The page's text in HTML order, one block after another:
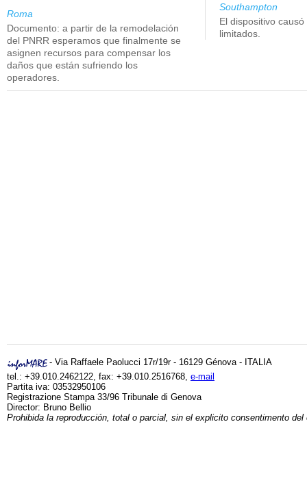
Roma
Documento: a partir de la remodelación
del PNRR esperamos que finalmente se
asignen recursos para compensar los
daños que están sufriendo los
operadores.
Southampton
El dispositivo
limitados.
- Via Raffaele Paolucci 17r/19r - 16129 Génova - ITALIA
tel.: +39.010.2462122, fax: +39.010.2516768, e-mail
Partita iva: 03532950106
Registrazione Stampa 33/96 Tribunale di Genova
Director: Bruno Bellio
Prohibida la reproducción, total o parcial, sin el explicito consentimento del